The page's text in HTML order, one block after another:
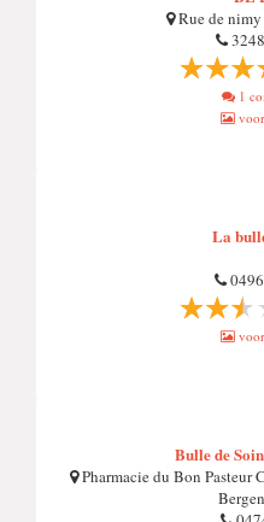
Rue de nimy
1
La
Bulle de
Pharmacie du Bon Pasteur